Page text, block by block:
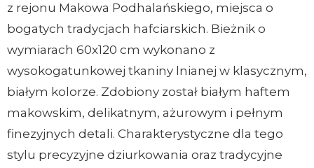
z rejonu Makowa Podhalańskiego, miejsca o
bogatych tradycjach hafciarskich. Bieżnik o
wymiarach 60x120 cm wykonano z
wysokogatunkowej tkaniny lnianej w klasycznym,
białym kolorze. Zdobiony został białym haftem
makowskim, delikatnym, ażurowym i pełnym
finezyjnych detali. Charakterystyczne dla tego
stylu precyzyjne dziurkowania oraz tradycyjne